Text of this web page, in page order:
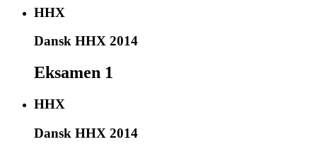
HHX
Dansk HHX 2014
Eksamen 1
HHX
Dansk HHX 2014